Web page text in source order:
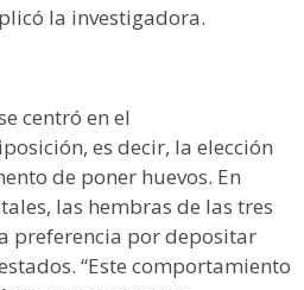
la investigadora.
centró en el
es decir, la elección
de poner huevos. En
las hembras de las tres
preferencia por depositar
“Este comportamiento